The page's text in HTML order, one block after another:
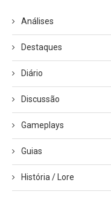
Análises
Destaques
Diário
Discussão
Gameplays
Guias
História / Lore